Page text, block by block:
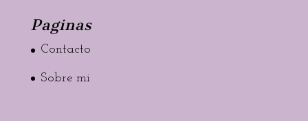
Paginas
Contacto
Sobre mi